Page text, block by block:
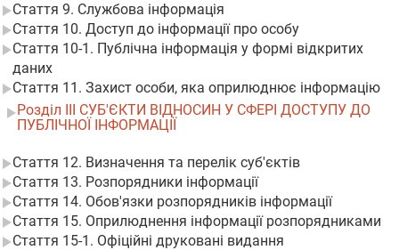
Стаття 9. Службова інформація
Стаття 10. Доступ до інформації про особу
Стаття 10-1. Публічна інформація у формі відкритих
даних
Стаття 11. Захист особи, яка оприлюднює інформацію
Розділ III СУБ'ЄКТИ ВІДНОСИН У СФЕРІ ДОСТУПУ ДО
ПУБЛІЧНОЇ ІНФОРМАЦІЇ
Стаття 12. Визначення та перелік суб'єктів
Стаття 13. Розпорядники інформації
Стаття 14. Обов'язки розпорядників інформації
Стаття 15. Оприлюднення інформації розпорядниками
Стаття 15-1. Офіційні друковані видання